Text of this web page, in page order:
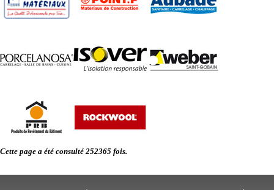
- Entreprise de rénovation immobilière à Plounévez-Moëdec
- Entreprise de rénovation immobilière à La Méaugon
- Entreprise de rénovation immobilière à Plaine-Haute
- Entreprise de rénovation immobilière à Hénanbihen
- Entreprise de rénovation immobilière à Pléhédel
- Entreprise de rénovation immobilière à Yvignac-la-Tour
- Entreprise de rénovation immobilière à Ploëzal
- Entreprise de rénovation immobilière à Vildé-Guingalan
- Entreprise de rénovation immobilière à Pommerit-Jaudy
- Entreprise de rénovation immobilière à Saint-Hélen
- Entreprise de rénovation immobilière à Plouëc-du-Trieux
Cette page a été consulté 252365 fois.